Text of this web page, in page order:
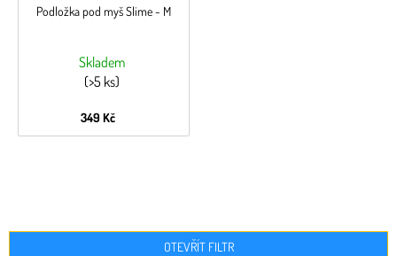
Podložka pod myš Slime - M
Skladem
(>5 ks)
349 Kč
OTEVŘÍT FILTR